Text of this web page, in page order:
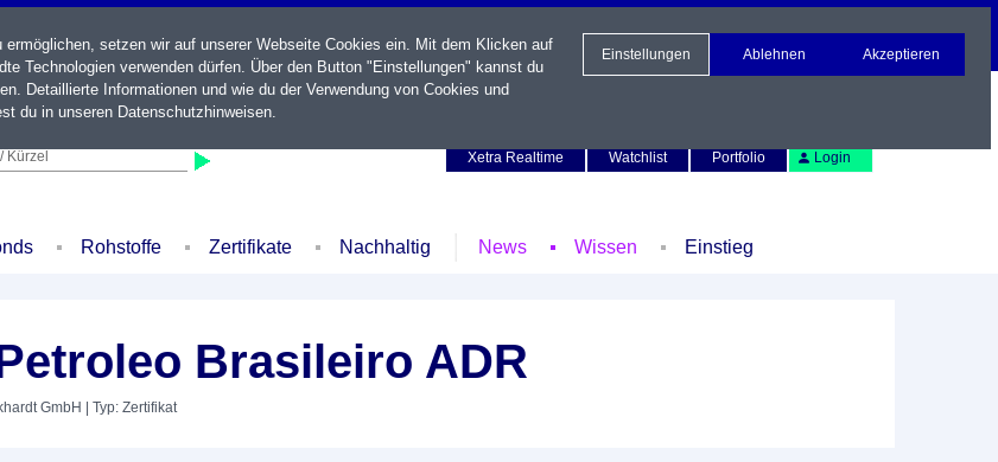
Kürzel
Xetra Realtime
Watchlist Portfolio Login
Rohstoffe Zertifikate Nachhaltig News Wissen Einstieg
Brasileiro ADR
GmbH | Typ: Zertifikat
setzen wir auf unserer Webseite Cookies ein. Mit dem Klicken auf
Technologien verwenden dürfen. Über den Button "Einstellungen" kannst du
Detaillierte Informationen und wie du der Verwendung von Cookies und
du in unseren Datenschutzhinweisen.
Einstellungen Ablehnen Akzeptieren